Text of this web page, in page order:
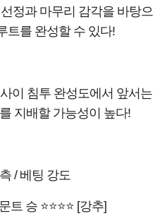
정과 마무리 감각을 바탕으
트를 완성할 수 있다!
이 침투 완성도에서 앞서는
지배할 가능성이 높다!
/ 베팅 강도
트 승 ⭐⭐⭐⭐ [강추]